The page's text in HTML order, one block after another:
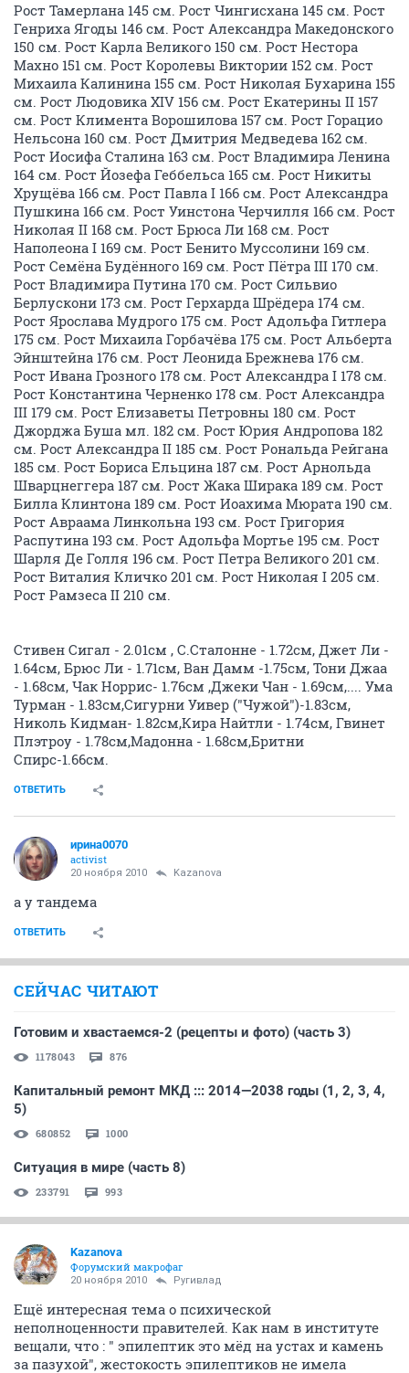
Рост Тамерлана 145 см. Рост Чингисхана 145 см. Рост
Генриха Ягоды 146 см. Рост Александра Македонского
150 см. Рост Карла Великого 150 см. Рост Нестора
Махно 151 см. Рост Королевы Виктории 152 см. Рост
Михаила Калинина 155 см. Рост Николая Бухарина 155
см. Рост Людовика XIV 156 см. Рост Екатерины II 157
см. Рост Климента Ворошилова 157 см. Рост Горацио
Нельсона 160 см. Рост Дмитрия Медведева 162 см.
Рост Иосифа Сталина 163 см. Рост Владимира Ленина
164 см. Рост Йозефа Геббельса 165 см. Рост Никиты
Хрущёва 166 см. Рост Павла I 166 см. Рост Александра
Пушкина 166 см. Рост Уинстона Черчилля 166 см. Рост
Николая II 168 см. Рост Брюса Ли 168 см. Рост
Наполеона I 169 см. Рост Бенито Муссолини 169 см.
Рост Семёна Будённого 169 см. Рост Пётра III 170 см.
Рост Владимира Путина 170 см. Рост Сильвио
Берлускони 173 см. Рост Герхарда Шрёдера 174 см.
Рост Ярослава Мудрого 175 см. Рост Адольфа Гитлера
175 см. Рост Михаила Горбачёва 175 см. Рост Альберта
Эйнштейна 176 см. Рост Леонида Брежнева 176 см.
Рост Ивана Грозного 178 см. Рост Александра I 178 см.
Рост Константина Черненко 178 см. Рост Александра
III 179 см. Рост Елизаветы Петровны 180 см. Рост
Джорджа Буша мл. 182 см. Рост Юрия Андропова 182
см. Рост Александра II 185 см. Рост Рональда Рейгана
185 см. Рост Бориса Ельцина 187 см. Рост Арнольда
Шварцнеггера 187 см. Рост Жака Ширака 189 см. Рост
Билла Клинтона 189 см. Рост Иоахима Мюрата 190 см.
Рост Авраама Линкольна 193 см. Рост Григория
Распутина 193 см. Рост Адольфа Мортье 195 см. Рост
Шарля Де Голля 196 см. Рост Петра Великого 201 см.
Рост Виталия Кличко 201 см. Рост Николая I 205 см.
Рост Рамзеса II 210 см.
Стивен Сигал - 2.01см , С.Сталонне - 1.72см, Джет Ли -
1.64см, Брюс Ли - 1.71см, Ван Дамм -1.75см, Тони Джаа
- 1.68см, Чак Норрис- 1.76см ,Джеки Чан - 1.69см,.... Ума
Турман - 1.83см,Сигурни Уивер ("Чужой")-1.83см,
Николь Кидман- 1.82см,Кира Найтли - 1.74см, Гвинет
Плэтроу - 1.78см,Мадонна - 1.68см,Бритни
Спирс-1.66см.
ОТВЕТИТЬ
ирина0070
activist
20 ноября 2010 Kazanova
а у тандема
ОТВЕТИТЬ
СЕЙЧАС ЧИТАЮТ
Готовим и хвастаемся-2 (рецепты и фото) (часть 3)
1178043 876
Капитальный ремонт МКД ::: 2014—2038 годы (1, 2, 3, 4,
5)
680852 1000
Ситуация в мире (часть 8)
233791 993
Kazanova
Форумский макрофаг
20 ноября 2010 Ругивлад
Ещё интересная тема о психической
неполноценности правителей. Как нам в институте
вещали, что : " эпилептик это мёд на устах и камень
за пазухой", жестокость эпилептиков не имела